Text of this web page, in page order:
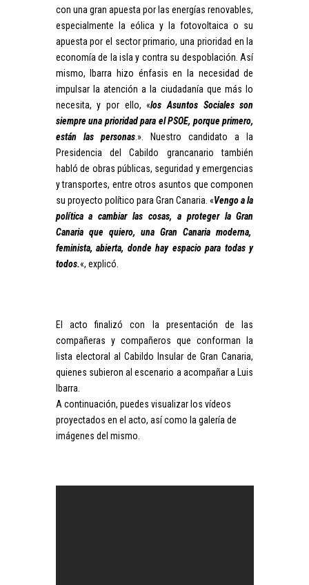
con una gran apuesta por las energías renovables,
especialmente la eólica y la fotovoltaica o su
apuesta por el sector primario, una prioridad en la
economía de la isla y contra su despoblación. Así
mismo, Ibarra hizo énfasis en la necesidad de
impulsar la atención a la ciudadanía que más lo
necesita, y por ello, «los Asuntos Sociales son
siempre una prioridad para el PSOE, porque primero,
están las personas.». Nuestro candidato a la
Presidencia del Cabildo grancanario también
habló de obras públicas, seguridad y emergencias
y transportes, entre otros asuntos que componen
su proyecto político para Gran Canaria. «Vengo a la
política a cambiar las cosas, a proteger la Gran
Canaria que quiero, una Gran Canaria moderna,
feminista, abierta, donde hay espacio para todas y
todos.«, explicó.
El acto finalizó con la presentación de las
compañeras y compañeros que conforman la
lista electoral al Cabildo Insular de Gran Canaria,
quienes subieron al escenario a acompañar a Luis
Ibarra.
A continuación, puedes visualizar los vídeos
proyectados en el acto, así como la galería de
imágenes del mismo.